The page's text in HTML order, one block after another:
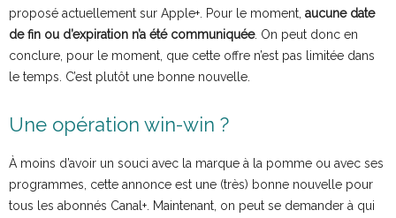
proposé actuellement sur Apple+. Pour le moment, aucune date
de fin ou d’expiration n’a été communiquée. On peut donc en
conclure, pour le moment, que cette offre n’est pas limitée dans
le temps. C’est plutôt une bonne nouvelle.
Une opération win-win ?
À moins d’avoir un souci avec la marque à la pomme ou avec ses
programmes, cette annonce est une (très) bonne nouvelle pour
tous les abonnés Canal+. Maintenant, on peut se demander à qui